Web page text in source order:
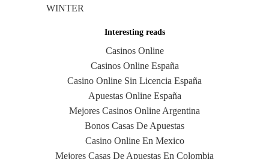
WINTER
Interesting reads
Casinos Online
Casinos Online España
Casino Online Sin Licencia España
Apuestas Online España
Mejores Casinos Online Argentina
Bonos Casas De Apuestas
Casino Online En Mexico
Mejores Casas De Apuestas En Colombia